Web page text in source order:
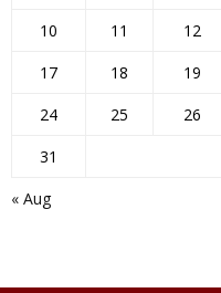
« Aug
10
11 12
17
18 19
24
25 26
31